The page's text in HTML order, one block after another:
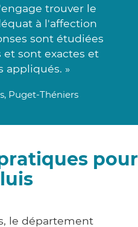
trouver le
à l'affection
sont étudiées
et sont exactes et
appliqués. »
Puget-Théniers
pour
le département